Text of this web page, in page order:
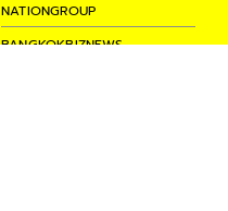
NATIONGROUP
BANGKOKBIZNEWS